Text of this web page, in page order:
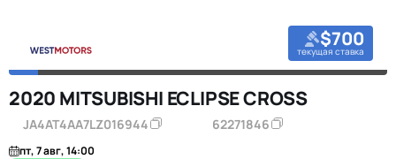
$700
текущая ставка
2020 MITSUBISHI ECLIPSE CROSS
JA4AT4AA7LZ016944 62271846
пт, 7 авг, 14:00